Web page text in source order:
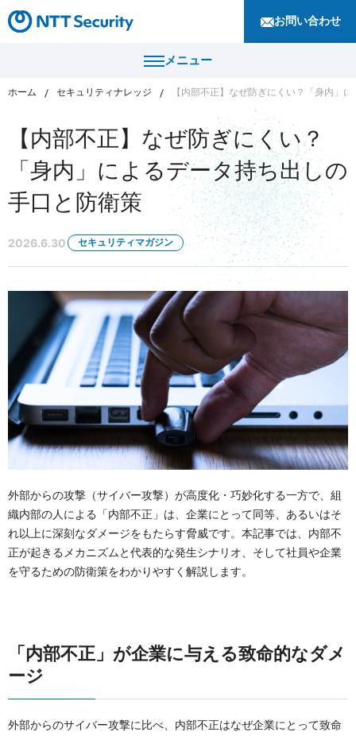
お問い合わせ
メニュー
製品・サービス
セキュリティコンサルティング・教育・相談
セキュリティ管理
セキュリティ監視・検知
セキュリティインシデント対応・調査
OTセキュリティ
サプライチェーンセキュリティ
IoTプロダクトセキュリティ
課題から探す
導入事例
セキュリティナレッジ
ニュース
企業情報
採用情報
カタログダウンロード
ホーム セキュリティナレッジ 【内部不正】なぜ防ぎにくい？「身内」
【内部不正】なぜ防ぎにくい？
「身内」によるデータ持ち出しの
手口と防衛策
2026.6.30 セキュリティマガジン
外部からの攻撃（サイバー攻撃）が高度化・巧妙化する一方で、組
織内部の人による「内部不正」は、企業にとって同等、あるいはそ
れ以上に深刻なダメージをもたらす脅威です。本記事では、内部不
正が起きるメカニズムと代表的な発生シナリオ、そして社員や企業
を守るための防衛策をわかりやすく解説します。
「内部不正」が企業に与える致命的なダメ
ージ
外部からのサイバー攻撃に比べ、内部不正はなぜ企業にとって致命